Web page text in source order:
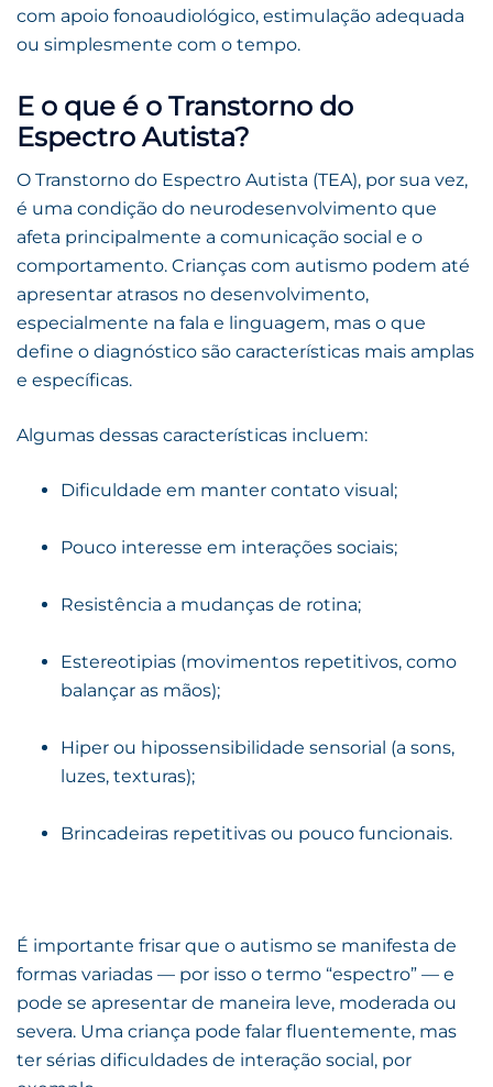
com apoio fonoaudiológico, estimulação adequada
ou simplesmente com o tempo.
E o que é o Transtorno do
Espectro Autista?
O Transtorno do Espectro Autista (TEA), por sua vez,
é uma condição do neurodesenvolvimento que
afeta principalmente a comunicação social e o
comportamento. Crianças com autismo podem até
apresentar atrasos no desenvolvimento,
especialmente na fala e linguagem, mas o que
define o diagnóstico são características mais amplas
e específicas.
Algumas dessas características incluem:
Dificuldade em manter contato visual;
Pouco interesse em interações sociais;
Resistência a mudanças de rotina;
Estereotipias (movimentos repetitivos, como
balançar as mãos);
Hiper ou hipossensibilidade sensorial (a sons,
luzes, texturas);
Brincadeiras repetitivas ou pouco funcionais.
É importante frisar que o autismo se manifesta de
formas variadas — por isso o termo “espectro” — e
pode se apresentar de maneira leve, moderada ou
severa. Uma criança pode falar fluentemente, mas
ter sérias dificuldades de interação social, por